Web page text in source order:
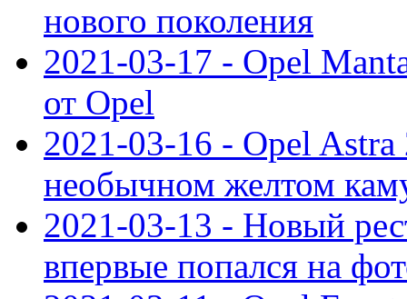
нового поколения
2021-03-17 - Opel
от Opel
2021-03-16 - Opel Astra
необычном желтом
2021-03-13 - Новый
впервые попался на